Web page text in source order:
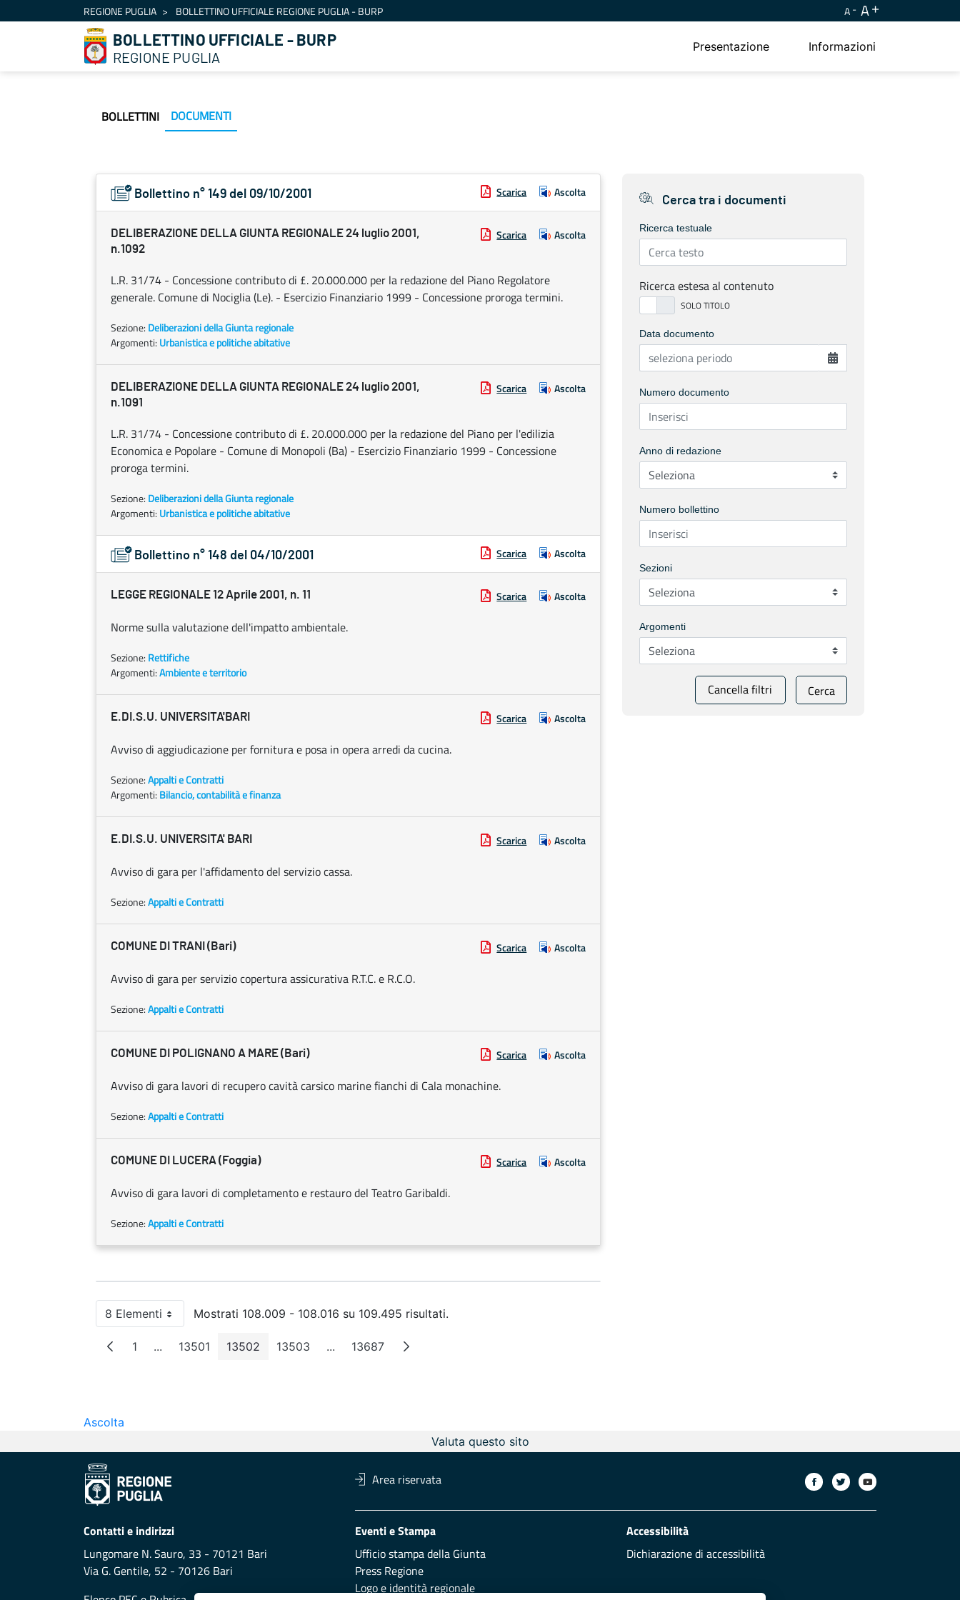
Salta al contenutoREGIONE PUGLIA BOLLETTINO UFFICIALE REGIONE PUGLIA - BURP A A
BOLLETTINO UFFICIALE - BURP
REGIONE PUGLIA
Presentazione Informazioni
BOLLETTINI DOCUMENTI
Bollettino n° 149 del 09/10/2001 Scarica Ascolta
DELIBERAZIONE DELLA GIUNTA REGIONALE 24 luglio 2001,
n.1092
Scarica Ascolta
L.R. 31/74 - Concessione contributo di £. 20.000.000 per la redazione del Piano Regolatore
generale. Comune di Nociglia (Le). - Esercizio Finanziario 1999 - Concessione proroga termini.
Sezione: Deliberazioni della Giunta regionale
Argomenti: Urbanistica e politiche abitative
DELIBERAZIONE DELLA GIUNTA REGIONALE 24 luglio 2001,
n.1091
Scarica Ascolta
L.R. 31/74 - Concessione contributo di £. 20.000.000 per la redazione del Piano per l'edilizia
Economica e Popolare - Comune di Monopoli (Ba) - Esercizio Finanziario 1999 - Concessione
proroga termini.
Sezione: Deliberazioni della Giunta regionale
Argomenti: Urbanistica e politiche abitative
Bollettino n° 148 del 04/10/2001 Scarica Ascolta
LEGGE REGIONALE 12 Aprile 2001, n. 11 Scarica Ascolta
Norme sulla valutazione dell'impatto ambientale.
Sezione: Rettifiche
Argomenti:Ambiente e territorio
E.DI.S.U. UNIVERSITA'BARI Scarica Ascolta
Avviso di aggiudicazione per fornitura e posa in opera arredi da cucina.
Sezione:Appalti e Contratti
Argomenti: Bilancio, contabilità e finanza
E.DI.S.U. UNIVERSITA' BARI Scarica Ascolta
Avviso di gara per l'affidamento del servizio cassa.
Sezione:Appalti e Contratti
COMUNE DI TRANI (Bari) Scarica Ascolta
Avviso di gara per servizio copertura assicurativa R.T.C. e R.C.O.
Sezione:Appalti e Contratti
COMUNE DI POLIGNANO A MARE (Bari) Scarica Ascolta
Avviso di gara lavori di recupero cavità carsico marine fianchi di Cala monachine.
Sezione:Appalti e Contratti
COMUNE DI LUCERA (Foggia) Scarica Ascolta
Avviso di gara lavori di completamento e restauro del Teatro Garibaldi.
Sezione:Appalti e Contratti
8 ElementiPer paginaMostrati 108.009 - 108.016 su 109.495 risultati.
Pagina
1 ...Pagine intermedie
Pagina
13501 Pagina
13502 Pagina
13503 ...Pagine intermedie
Pagina
13687
Cerca tra i documenti
Ricerca testuale
Ricerca estesa al contenuto
Data documento
Numero documento
Anno di redazione
Numero bollettino
Sezioni
Argomenti
Cancella filtri Cerca
Ascolta
Valuta questo sito
Area riservata
Contatti e indirizzi
Lungomare N. Sauro, 33 - 70121 Bari
Via G. Gentile, 52 - 70126 Bari
Eventi e Stampa
Ufficio stampa della Giunta
Press Regione
Logo e identità regionale
Accessibilità
Dichiarazione di accessibilità